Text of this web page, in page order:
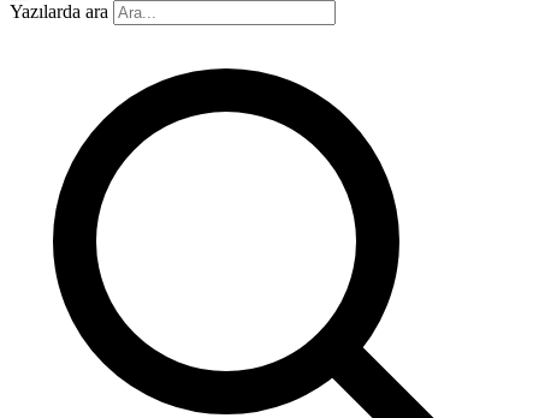
Yazılarda ara